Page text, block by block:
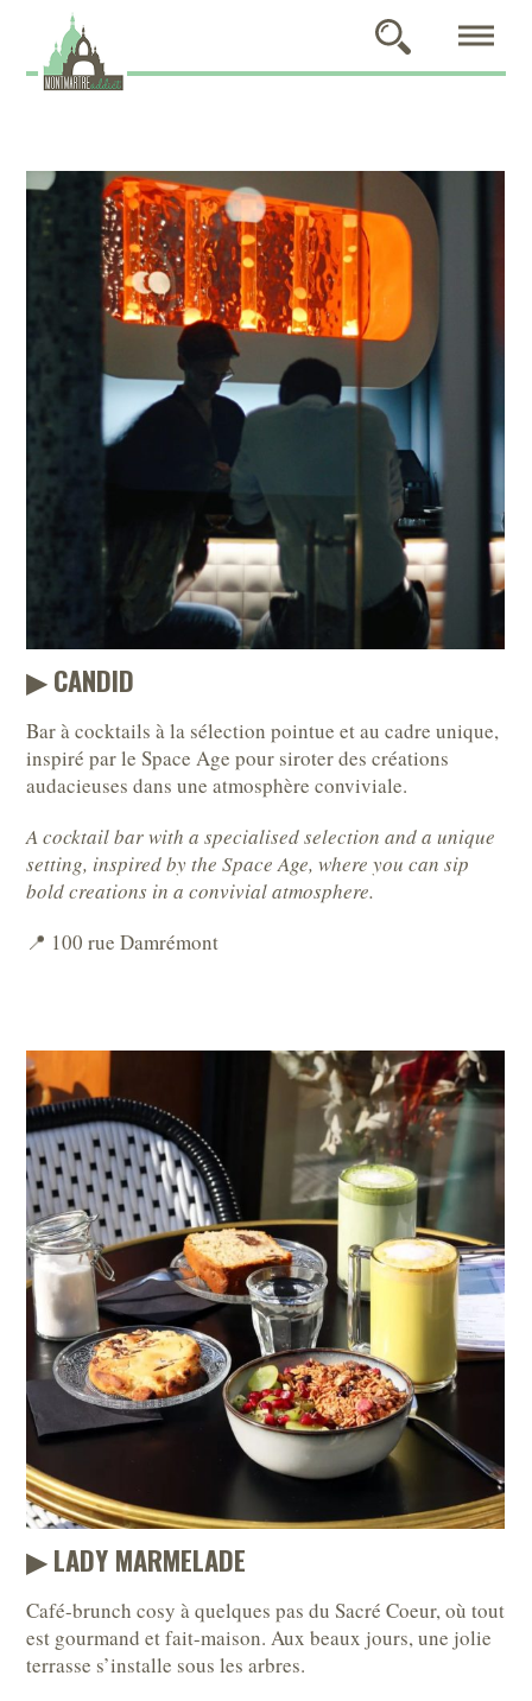
▶︎ CANDID
Bar à cocktails à la sélection pointue et au cadre unique,
inspiré par le Space Age pour siroter des créations
audacieuses dans une atmosphère conviviale.
A cocktail bar with a specialised selection and a unique
setting, inspired by the Space Age, where you can sip
bold creations in a convivial atmosphere.
📍 100 rue Damrémont
▶︎ LADY MARMELADE
Café-brunch cosy à quelques pas du Sacré Coeur, où tout
est gourmand et fait-maison. Aux beaux jours, une jolie
terrasse s’installe sous les arbres.